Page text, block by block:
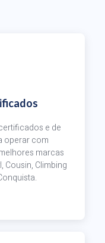
e de
operar com
marcas
Cousin, Climbing